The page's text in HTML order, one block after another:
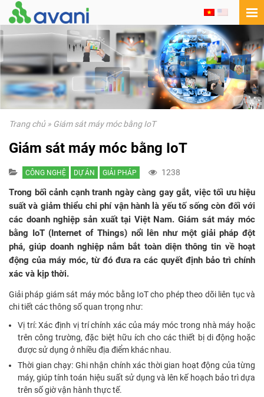
Trang chủ» Giám sát máy móc bằng IoT
Giám sát máy móc bằng IoT
CÔNG NGHỆ DỰ ÁN GIẢI PHÁP 1238
Trong bối cảnh cạnh tranh ngày càng gay gắt, việc tối ưu hiệu
suất và giảm thiểu chi phí vận hành là yếu tố sống còn đối với
các doanh nghiệp sản xuất tại Việt Nam. Giám sát máy móc
bằng IoT (Internet of Things) nổi lên như một giải pháp đột
phá, giúp doanh nghiệp nắm bắt toàn diện thông tin về hoạt
động của máy móc, từ đó đưa ra các quyết định bảo trì chính
xác và kịp thời.
Giải pháp giám sát máy móc bằng IoT cho phép theo dõi liên tục và
chi tiết các thông số quan trọng như:
Vị trí: Xác định vị trí chính xác của máy móc trong nhà máy hoặc
trên công trường, đặc biệt hữu ích cho các thiết bị di động hoặc
được sử dụng ở nhiều địa điểm khác nhau.
Thời gian chạy: Ghi nhận chính xác thời gian hoạt động của từng
máy, giúp tính toán hiệu suất sử dụng và lên kế hoạch bảo trì dựa
trên số giờ vận hành thực tế.